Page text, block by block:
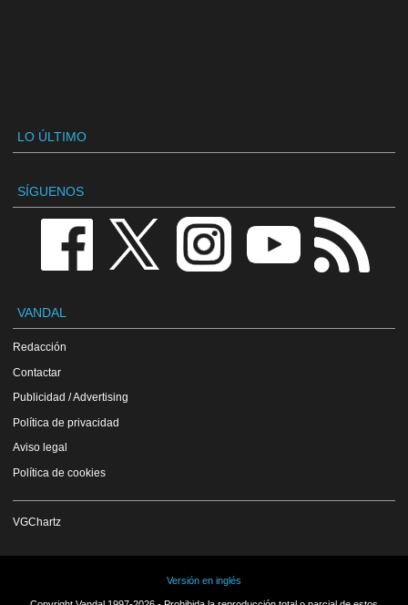
LO ÚLTIMO
SÍGUENOS
VANDAL
Redacción
Contactar
Publicidad / Advertising
Política de privacidad
Aviso legal
Política de cookies
VGChartz
Versión en inglés